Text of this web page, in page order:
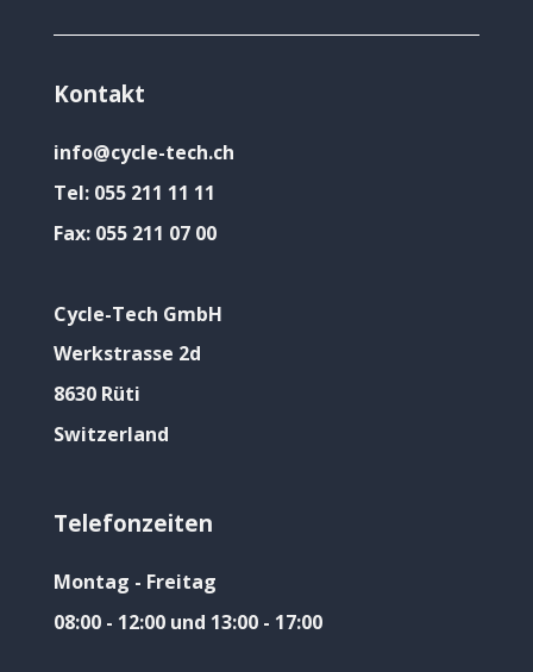
Kontakt
info@cycle-tech.ch
Tel: 055 211 11 11
Fax: 055 211 07 00
Cycle-Tech GmbH
Werkstrasse 2d
8630 Rüti
Switzerland
Telefonzeiten
Montag - Freitag
08:00 - 12:00 und 13:00 - 17:00